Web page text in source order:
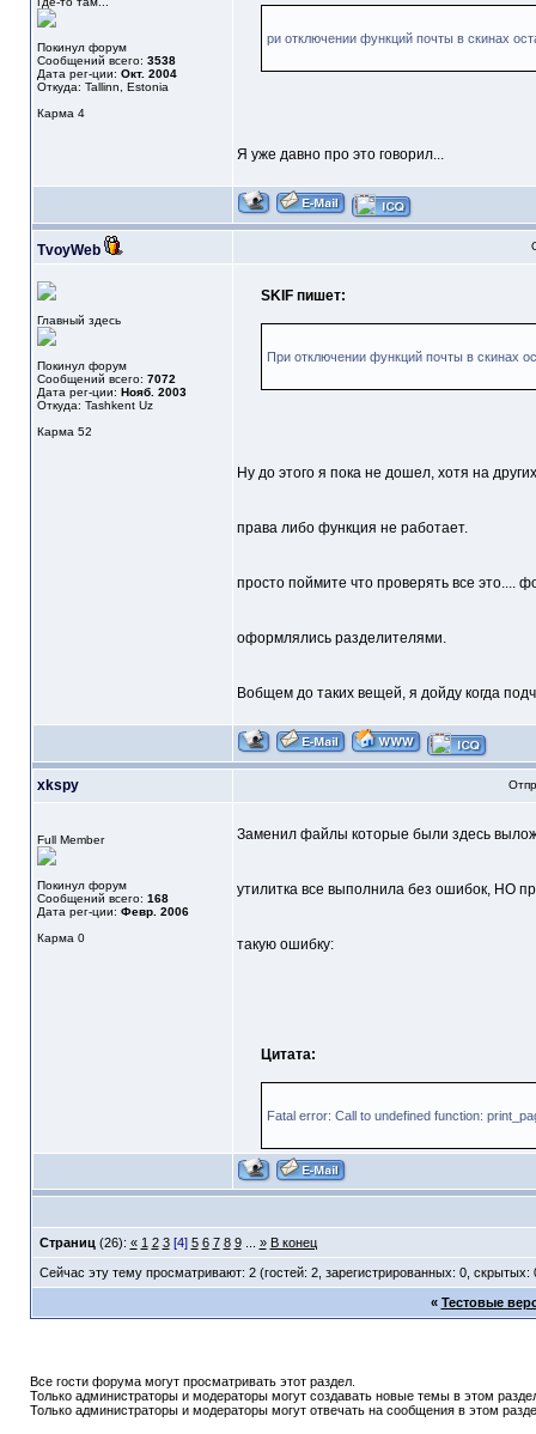
Покинул форум
Сообщений всего: 3538
Дата рег-ции: Окт. 2004
Откуда: Tallinn, Estonia
Карма 4
ри отключении функций почты в скинах
Я уже давно про это говорил...
TvoyWeb
Главный здесь
Покинул форум
Сообщений всего: 7072
Дата рег-ции: Нояб. 2003
Откуда: Tashkent Uz
Карма 52
SKIF пишет:
При отключении функций почты в скинах
Ну до этого я пока не дошел, хотя на
права либо функция не работает.
просто поймите что проверять все это....
оформлялись разделителями.
Вобщем до таких вещей, я дойду когда
xkspy
Full Member
Покинул форум
Сообщений всего: 168
Дата рег-ции: Февр. 2006
Карма 0
Заменил файлы которые были здесь
утилитка все выполнила без ошибок, НО
такую ошибку:
Цитата:
Fatal error: Call to undefined function:
Страниц (26): « 1 2 3 [4] 5 6 7 8 9... » В конец
Сейчас эту тему просматривают: 2 (гостей: 2, зарегистрированных: 0, скрытых:
« Тестовые
Все гости форума могут просматривать этот раздел.
Только администраторы и модераторы могут создавать новые темы в этом
Только администраторы и модераторы могут отвечать на сообщения в этом